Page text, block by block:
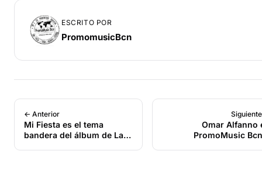
ESCRITO POR
PromomusicBcn
← Anterior
Mi Fiesta es el tema
bandera del álbum de La
Omar Alfanno
PromoMusic